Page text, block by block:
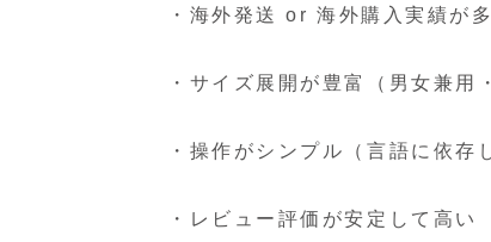
・海外発送 or 海外購入実績が
・サイズ展開が豊富（男女兼用
・操作がシンプル（言語に依存
・レビュー評価が安定して高い